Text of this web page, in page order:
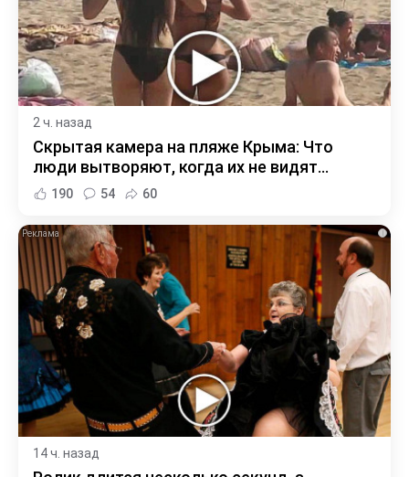
2 ч. назад
Скрытая камера на пляже Крыма: Что
люди вытворяют, когда их не видят...
190 54 60
i
14 ч. назад